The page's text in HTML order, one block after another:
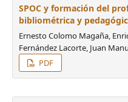
SPOC y formación del
bibliométrica y
Ernesto Colomo Magaña,
Fernández Lacorte, Juan
PDF